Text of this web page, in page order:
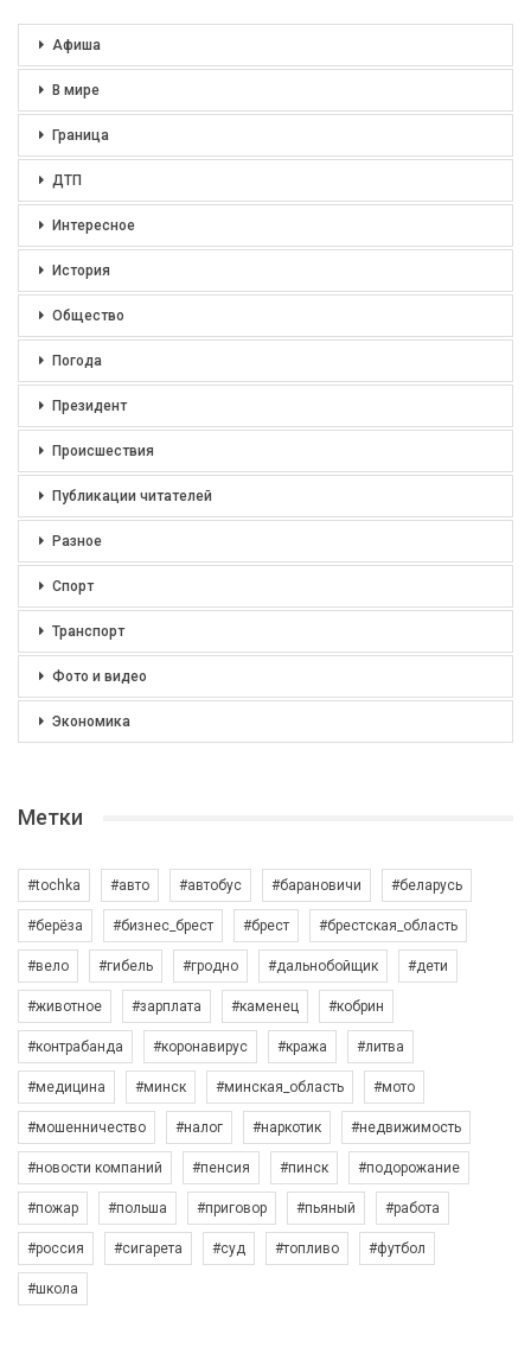
Афиша
В мире
Граница
ДТП
Интересное
История
Общество
Погода
Президент
Происшествия
Публикации читателей
Разное
Спорт
Транспорт
Фото и видео
Экономика
Метки
#tochka #авто #автобус #барановичи #беларусь
#берёза #бизнес_брест #брест #брестская_область
#вело #гибель #гродно #дальнобойщик #дети
#животное #зарплата #каменец #кобрин
#контрабанда #коронавирус #кража #литва
#медицина #минск #минская_область #мото
#мошенничество #налог #наркотик #недвижимость
#новости компаний #пенсия #пинск #подорожание
#пожар #польша #приговор #пьяный #работа
#россия #сигарета #суд #топливо #футбол
#школа